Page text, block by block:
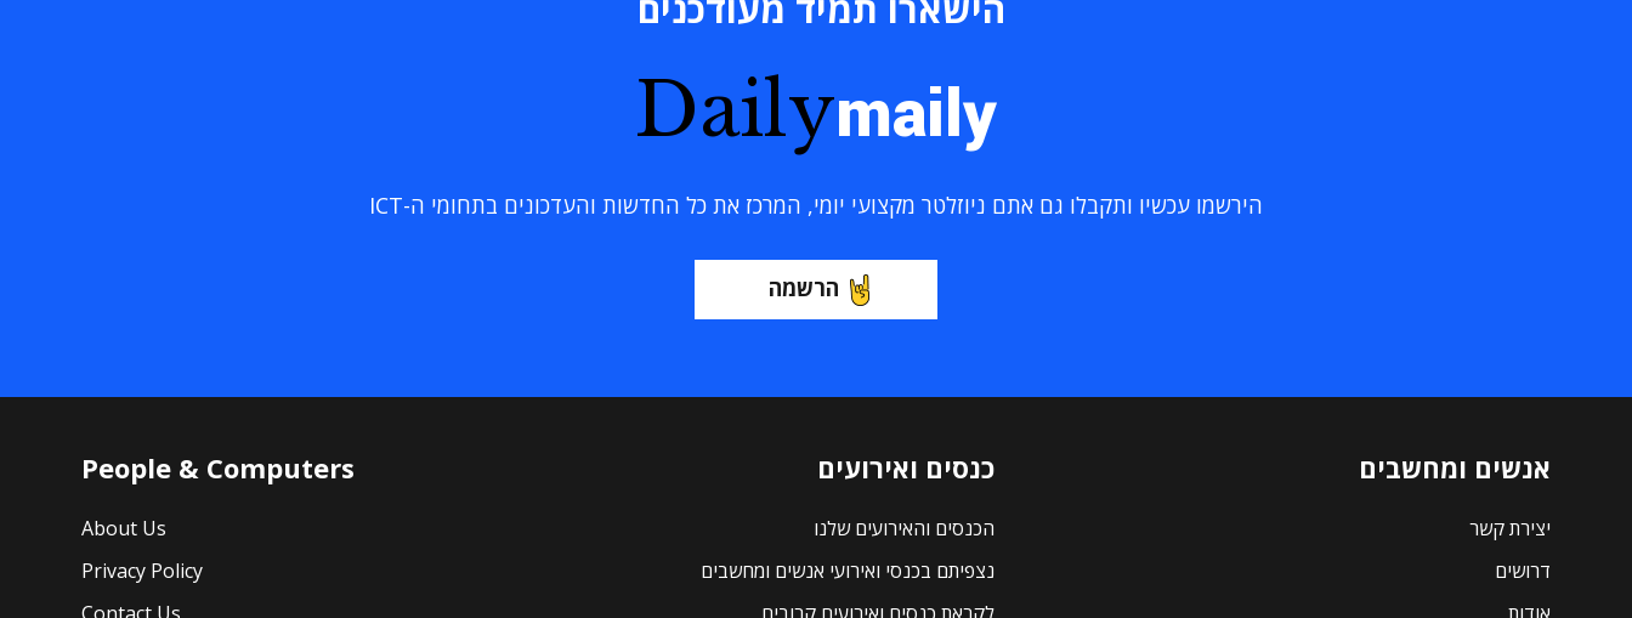
Dailymaily
הירשמו עכשיו ותקבלו גם אתם ניוזלטר מקצועי יומי, המרכז את כל החדשות והעדכונים בתחומי ה-ICT
הרשמה
אנשים ומחשבים
יצירת קשר
דרושים
כנסים ואירועים
הכנסים והאירועים שלנו
נצפיתם בכנסי ואירועי אנשים ומחשבים
People & Computers
About Us
Privacy Policy